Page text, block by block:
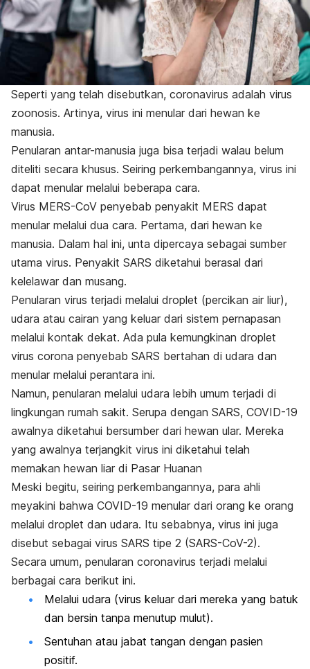
Seperti yang telah disebutkan, coronavirus adalah virus
zoonosis. Artinya, virus ini menular dari hewan ke
manusia.
Penularan antar-manusia juga bisa terjadi walau belum
diteliti secara khusus. Seiring perkembangannya, virus ini
dapat menular melalui beberapa cara.
Virus MERS-CoV penyebab penyakit MERS dapat
menular melalui dua cara. Pertama, dari hewan ke
manusia. Dalam hal ini, unta dipercaya sebagai sumber
utama virus. Penyakit SARS diketahui berasal dari
kelelawar dan musang.
Penularan virus terjadi melalui droplet (percikan air liur),
udara atau cairan yang keluar dari sistem pernapasan
melalui kontak dekat. Ada pula kemungkinan droplet
virus corona penyebab SARS bertahan di udara dan
menular melalui perantara ini.
Namun, penularan melalui udara lebih umum terjadi di
lingkungan rumah sakit. Serupa dengan SARS, COVID-19
awalnya diketahui bersumber dari hewan ular. Mereka
yang awalnya terjangkit virus ini diketahui telah
memakan hewan liar di Pasar Huanan
Meski begitu, seiring perkembangannya, para ahli
meyakini bahwa COVID-19 menular dari orang ke orang
melalui droplet dan udara. Itu sebabnya, virus ini juga
disebut sebagai virus SARS tipe 2 (SARS-CoV-2).
Secara umum, penularan coronavirus terjadi melalui
berbagai cara berikut ini.
Melalui udara (virus keluar dari mereka yang batuk
dan bersin tanpa menutup mulut).
Sentuhan atau jabat tangan dengan pasien
positif.